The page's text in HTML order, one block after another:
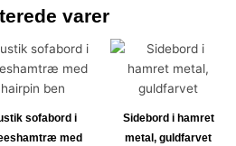
varer
sofabord i
med
Sidebord i hamret
metal, guldfarvet